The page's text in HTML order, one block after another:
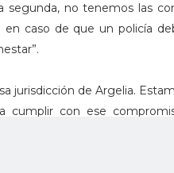
segunda, no tenemos las
caso de que un policía
jurisdicción de Argelia.
cumplir con ese